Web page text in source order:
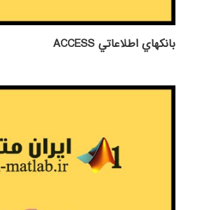
بانكهاي اطلاعاتي ACCESS